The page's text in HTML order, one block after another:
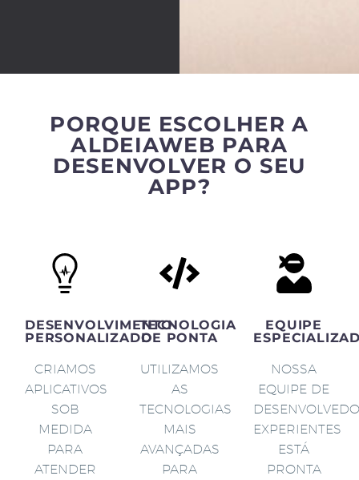
PORQUE ESCOLHER A
ALDEIAWEB PARA
DESENVOLVER O SEU
APP?
DESENVOLVIMENTO
PERSONALIZADO
CRIAMOS
APLICATIVOS
SOB
MEDIDA
PARA
ATENDER
TECNOLOGIA
DE PONTA
UTILIZAMOS
AS
TECNOLOGIAS
MAIS
AVANÇADAS
PARA
EQUIPE
NOSSA
EQUIPE DE
EXPERIENTES
ESTÁ
PRONTA